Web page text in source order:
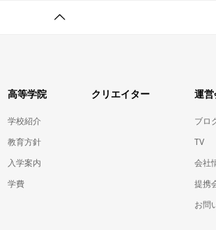
高等学院
学校紹介
教育方針
入学案内
学費
クリエイター 運
ブロ
TV
会社
提携
お問